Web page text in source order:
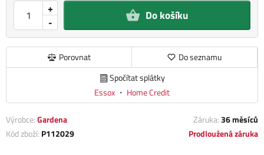
-
+ Do košíku
Porovnat
Do seznamu
Spočítat splátky
Essox ・ Home Credit
Výrobce:Gardena Záruka:36 měsíců
Kód zboží: P112029 Prodloužená záruka